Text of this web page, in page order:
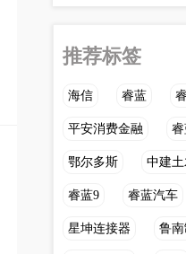
推荐标签
海信 睿蓝
平安消费金融
鄂尔多斯 中建土
睿蓝9 睿蓝汽车
星坤连接器 鲁